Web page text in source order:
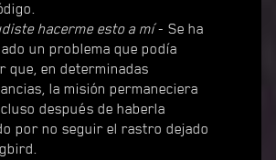
hacerme esto a mí- Se ha
un problema que podía
que, en determinadas
la misión permaneciera
después de haberla
por no seguir el rastro dejado